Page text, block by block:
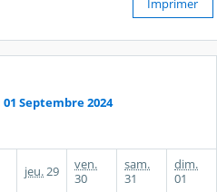
Septembre 2024
jeu.29
ven.
30
sam.
31
dim.
01